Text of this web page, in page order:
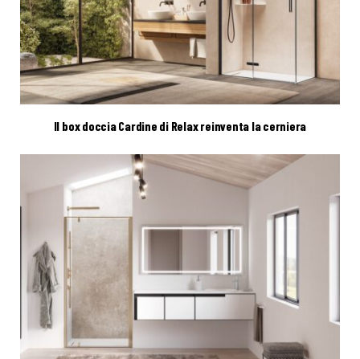
Il box doccia Cardine di Relax reinventa la cerniera